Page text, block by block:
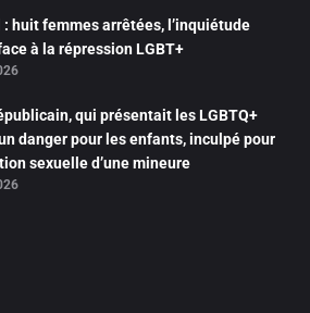
: huit femmes arrêtées, l’inquiétude
à la répression LGBT+
qui présentait les LGBTQ+
danger pour les enfants, inculpé pour
sexuelle d’une mineure